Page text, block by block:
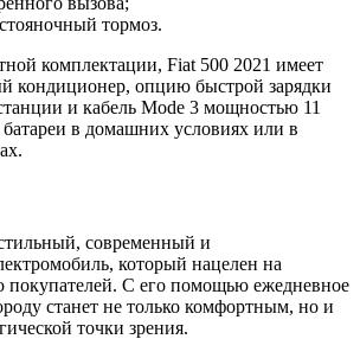
тормоз.
комплектации, Fiat 500 2021 имеет
кондиционер, опцию быстрой зарядки
и кабель Mode 3 мощностью 11
в домашних условиях или в
современный и
который нацелен на
покупателей. С его помощью ежедневное
станет не только комфортным, но и
точки зрения.